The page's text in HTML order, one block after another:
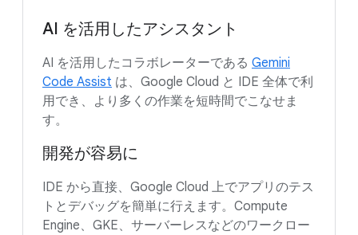
AI を活用したアシスタント
AI を活用したコラボレーターである Gemini
Code Assist は、Google Cloud と IDE 全体で利
用でき、より多くの作業を短時間でこなせま
す。
開発が容易に
IDE から直接、Google Cloud 上でアプリのテス
トとデバッグを簡単に行えます。Compute
Engine、GKE、サーバーレスなどのワークロー